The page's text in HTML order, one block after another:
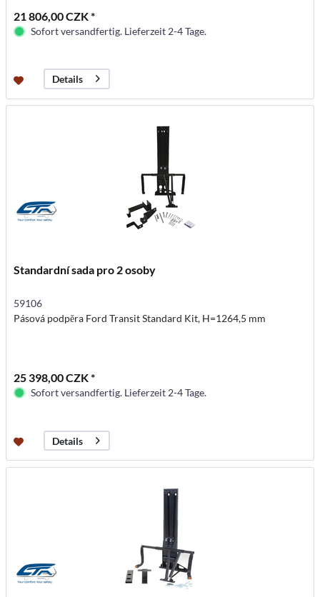
21 806,00 CZK *
Sofort versandfertig. Lieferzeit 2-4 Tage.
Details
Standardní sada pro 2 osoby
59106
Pásová podpěra Ford Transit Standard Kit, H=1264,5 mm
25 398,00 CZK *
Sofort versandfertig. Lieferzeit 2-4 Tage.
Details